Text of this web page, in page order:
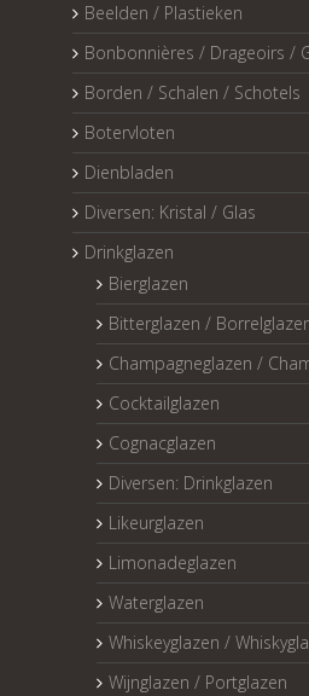
Beelden / Plastieken
Bonbonnières / Drageoirs /
Borden / Schalen / Schotels
Botervloten
Dienbladen
Diversen: Kristal / Glas
Drinkglazen
Bierglazen
Bitterglazen /
Champagneglazen /
Cocktailglazen
Cognacglazen
Diversen: Drinkglazen
Likeurglazen
Limonadeglazen
Waterglazen
Whiskeyglazen /
Wijnglazen / Portglazen